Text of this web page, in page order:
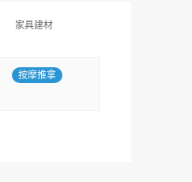
家具建材
按摩推拿